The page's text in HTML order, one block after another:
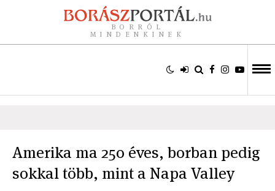
BORRÓL
MINDENKINEK
Amerika ma 250 éves, borban pedig
sokkal több, mint a Napa Valley